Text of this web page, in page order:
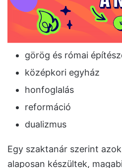
görög és római
középkori egyház
honfoglalás
reformáció
dualizmus
Egy szaktanár szerint
alaposan készültek,